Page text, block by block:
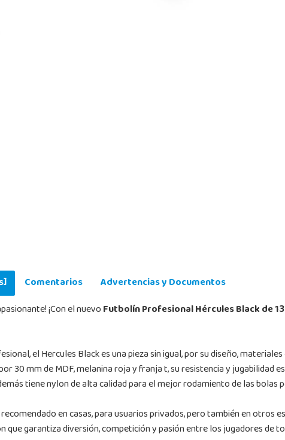
Comentarios
Advertencias y Documentos
¡Con el nuevoFutbolín Profesional Hércules Black de
el Hercules Black es una pieza sin igual, por su diseño,
30 mm de MDF, melanina roja y franja t, su resistencia y jugabilidad
tiene nylon de alta calidad para el mejor rodamiento de las bolas
en casas, para usuarios privados, pero también en otros
garantiza diversión, competición y pasión entre los jugadores de